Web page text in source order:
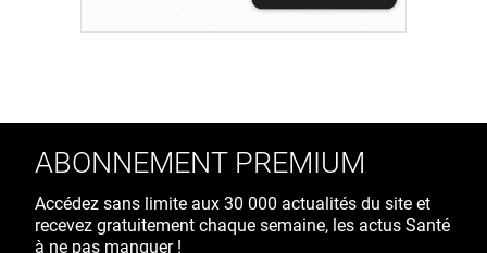
ABONNEMENT PREMIUM
Accédez sans limite aux 30 000 actualités du site et
recevez gratuitement chaque semaine, les actus Santé
à ne pas manquer !